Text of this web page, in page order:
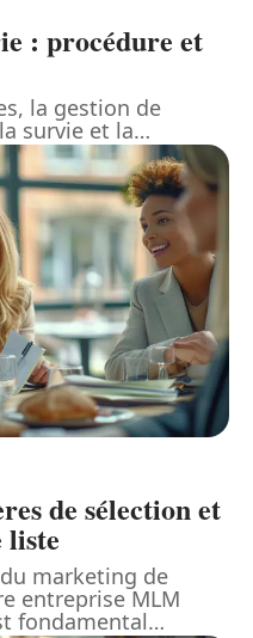
: procédure et
la gestion de
survie et la…
de sélection et
liste
marketing de
entreprise MLM
fondamental…